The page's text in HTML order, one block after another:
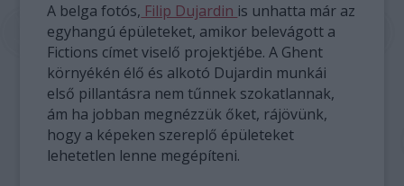
A belga fotós, Filip Dujardin is unhatta már az
egyhangú épületeket, amikor belevágott a
Fictions címet viselő projektjébe. A Ghent
környékén élő és alkotó Dujardin munkái
első pillantásra nem tűnnek szokatlannak,
ám ha jobban megnézzük őket, rájövünk,
hogy a képeken szereplő épületeket
lehetetlen lenne megépíteni.